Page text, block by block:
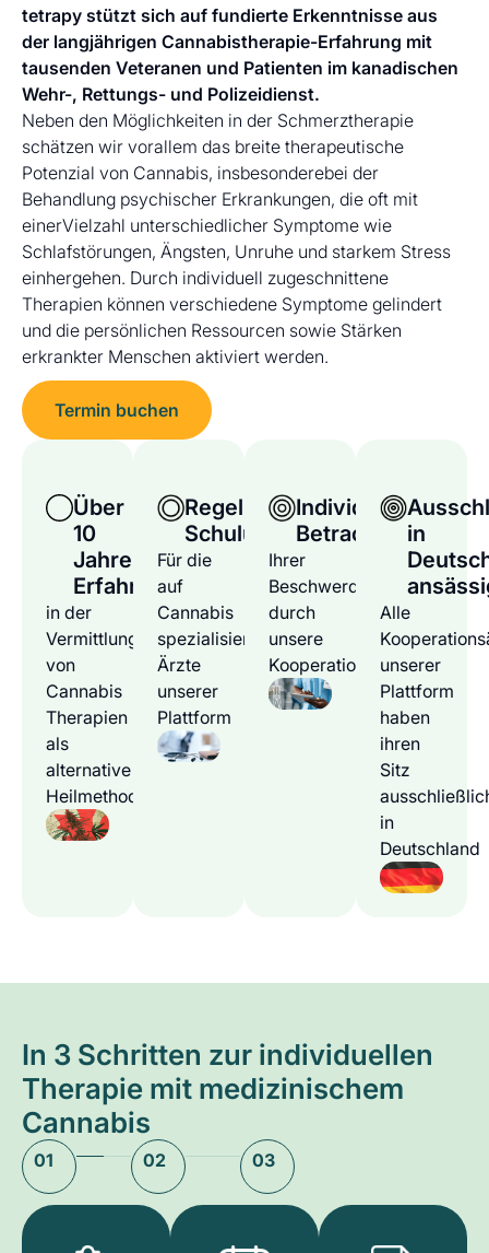
tetrapy stützt sich auf fundierte Erkenntnisse aus
der langjährigen Cannabistherapie-Erfahrung mit
tausenden Veteranen und Patienten im kanadischen
Wehr-, Rettungs- und Polizeidienst.
Neben den Möglichkeiten in der Schmerztherapie
schätzen wir vorallem das breite therapeutische
Potenzial von Cannabis, insbesonderebei der
Behandlung psychischer Erkrankungen, die oft mit
einerVielzahl unterschiedlicher Symptome wie
Schlafstörungen, Ängsten, Unruhe und starkem Stress
einhergehen. Durch individuell zugeschnittene
Therapien können verschiedene Symptome gelindert
und die persönlichen Ressourcen sowie Stärken
erkrankter Menschen aktiviert werden.
Termin buchen
Über
10
Jahre
Erfahrung
in der
Vermittlung
von
Cannabis
Therapien
als
alternative
Heilmethode
Regelmäßige
Schulungen
Für die
auf
Cannabis
spezialisierten
Ärzte
unserer
Plattform
Individuelle
Betrachtung
Ihrer
Beschwerden
durch
unsere
Kooperationsärzte
in
Alle
unserer
Plattform
haben
ihren
Sitz
in
Deutschland
In 3 Schritten zur individuellen
Therapie mit medizinischem
Cannabis
01 02 03